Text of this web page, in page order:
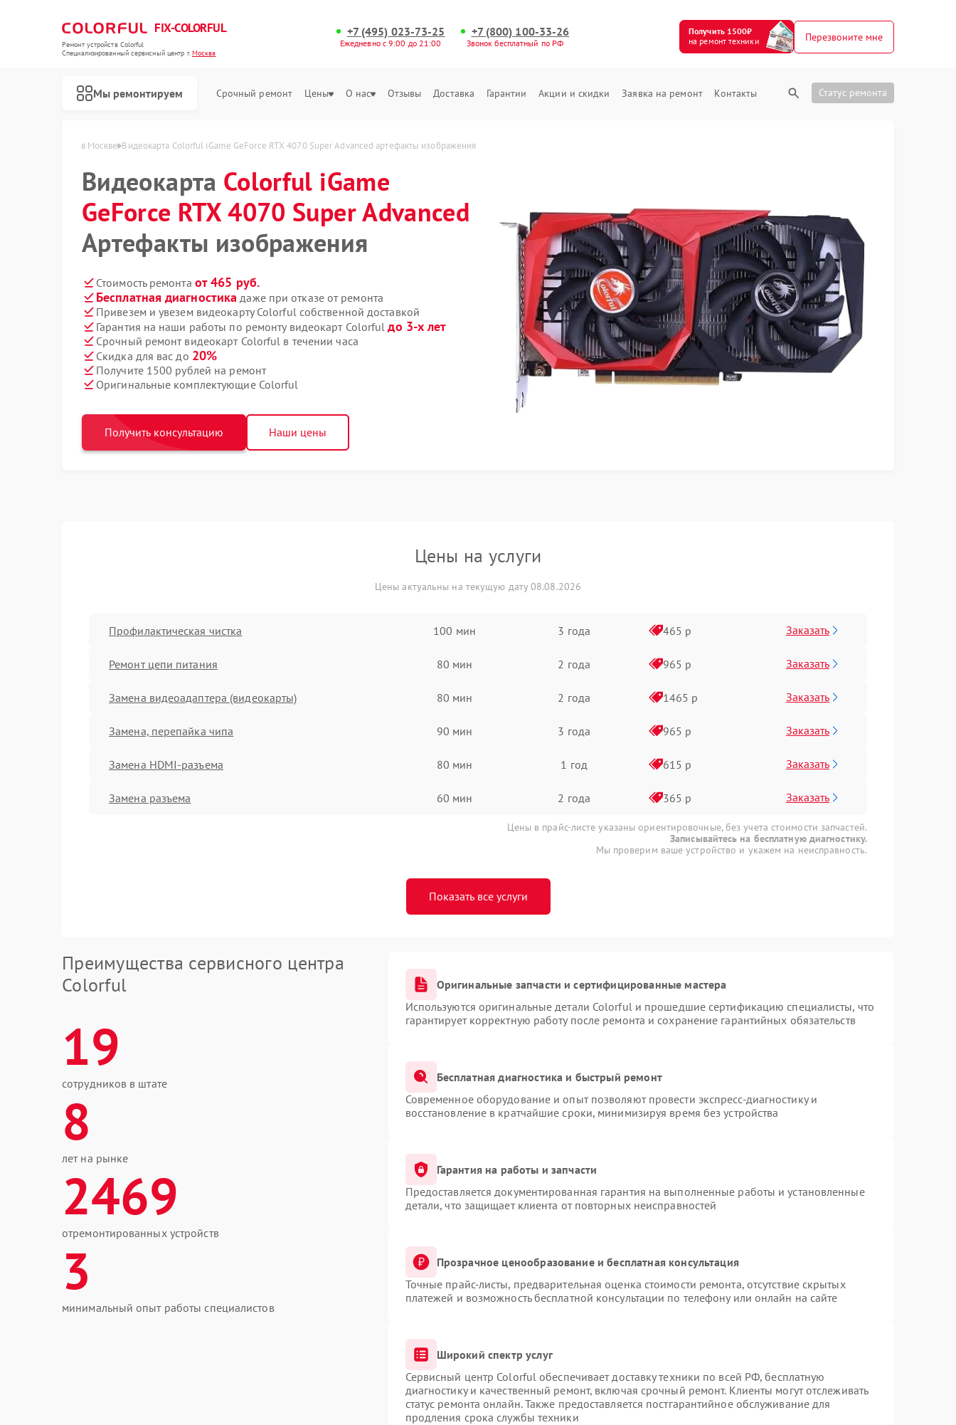
FIX-COLORFUL
Ремонт устройств Colorful
Специализированный cервисный центр г.Москва
+7 (495) 023-73-25
Ежедневно с 9:00 до 21:00
+7 (800) 100-33-26
Звонок бесплатный по РФ
Получить 1500₽
на ремонт техники
Перезвоните мне
Мы ремонтируем Срочный ремонт Цены О нас Отзывы Доставка Гарантии Акции и скидки Заявка на ремонт Контакты Статус ремонта
Super Advanced в Москве Видеокарта Colorful iGame GeForce RTX 4070 Super Advanced артефакты изображения
Видеокарта Colorful iGame
GeForce RTX 4070 Super Advanced
Артефакты изображения
Стоимость ремонта от 465 руб.
Бесплатная диагностика даже при отказе от ремонта
Привезем и увезем видеокарту Colorful собственной доставкой
Гарантия на наши работы по ремонту видеокарт Colorfulдо 3-х лет
Срочный ремонт видеокарт Colorful в течении часа
Скидка для вас до 20%
Получите 1500 рублей на ремонт
Оригинальные комплектующие Colorful
Получить консультацию Наши цены
Цены на услуги
Цены актуальны на текущую дату 08.08.2026
Профилактическая чистка 100 мин 3 года 465 р Заказать
Ремонт цепи питания 80 мин 2 года 965 р Заказать
Замена видеоадаптера (видеокарты) 80 мин 2 года 1465 р Заказать
Замена, перепайка чипа 90 мин 3 года 965 р Заказать
Замена HDMI-разъема 80 мин 1 год 615 р Заказать
Замена разъема 60 мин 2 года 365 р Заказать
Цены в прайс-листе указаны ориентировочные, без учета стоимости запчастей.
Записывайтесь на бесплатную диагностику.
Мы проверим ваше устройство и укажем на неисправность.
Показать все услуги
Преимущества сервисного центра
Colorful
19
сотрудников в штате
8
лет на рынке
2469
отремонтированных устройств
3
минимальный опыт работы специалистов
Оригинальные запчасти и сертифицированные мастера
Используются оригинальные детали Colorful и прошедшие сертификацию специалисты, что
гарантирует корректную работу после ремонта и сохранение гарантийных обязательств
Бесплатная диагностика и быстрый ремонт
Современное оборудование и опыт позволяют провести экспресс-диагностику и
восстановление в кратчайшие сроки, минимизируя время без устройства
Гарантия на работы и запчасти
Предоставляется документированная гарантия на выполненные работы и установленные
детали, что защищает клиента от повторных неисправностей
Прозрачное ценообразование и бесплатная консультация
Точные прайс-листы, предварительная оценка стоимости ремонта, отсутствие скрытых
платежей и возможность бесплатной консультации по телефону или онлайн на сайте
Широкий спектр услуг
Сервисный центр Colorful обеспечивает доставку техники по всей РФ, бесплатную
диагностику и качественный ремонт, включая срочный ремонт. Клиенты могут отслеживать
статус ремонта онлайн. Также предоставляется постгарантийное обслуживание для
продления срока службы техники